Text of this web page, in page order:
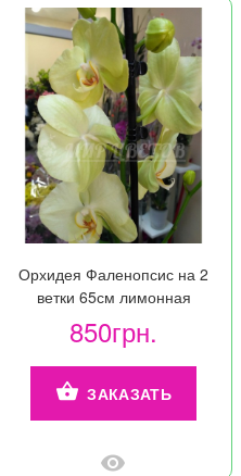
Орхидея Фаленопсис на 2
ветки 65см лимонная
850грн.
ЗАКАЗАТЬ